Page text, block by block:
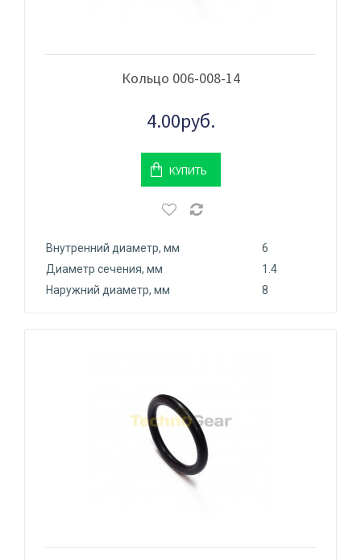
Кольцо 006-008-14
4.00руб.
КУПИТЬ
Внутренний диаметр, мм
6
Диаметр сечения, мм
1.4
Наружний диаметр, мм
8